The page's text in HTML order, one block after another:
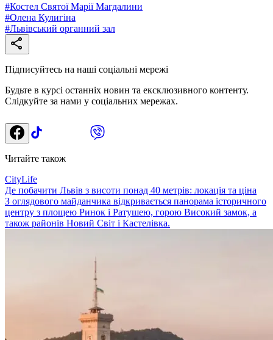
#Костел Святої Марії Магдалини
#Олена Кулигіна
#Львівський органний зал
Підписуйтесь на наші соціальні мережі
Будьте в курсі останніх новин та ексклюзивного контенту.
Слідкуйте за нами у соціальних мережах.
Читайте також
CityLife
Де побачити Львів з висоти понад 40 метрів: локація та ціна
З оглядового майданчика відкривається панорама історичного
центру з площею Ринок і Ратушею, горою Високий замок, а
також районів Новий Світ і Кастелівка.